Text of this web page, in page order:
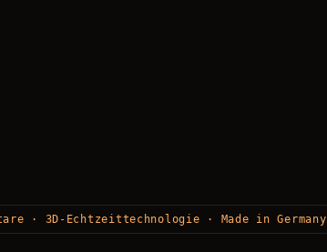
· 3D-Echtzeittechnologie · Made in Germany